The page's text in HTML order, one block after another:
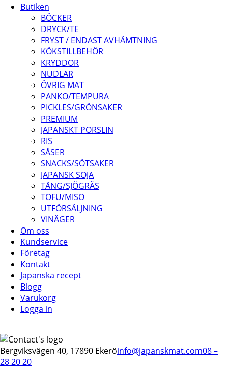
Butiken
BÖCKER
DRYCK/TE
FRYST / ENDAST AVHÄMTNING
KÖKSTILLBEHÖR
KRYDDOR
NUDLAR
ÖVRIG MAT
PANKO/TEMPURA
PICKLES/GRÖNSAKER
PREMIUM
JAPANSKT PORSLIN
RIS
SÅSER
SNACKS/SÖTSAKER
JAPANSK SOJA
TÅNG/SJÖGRÄS
TOFU/MISO
UTFÖRSÄLJNING
VINÄGER
Om oss
Kundservice
Företag
Kontakt
Japanska recept
Blogg
Varukorg
Logga in
Bergviksvägen 40, 17890 Ekeröinfo@japanskmat.com08 –
28 20 20